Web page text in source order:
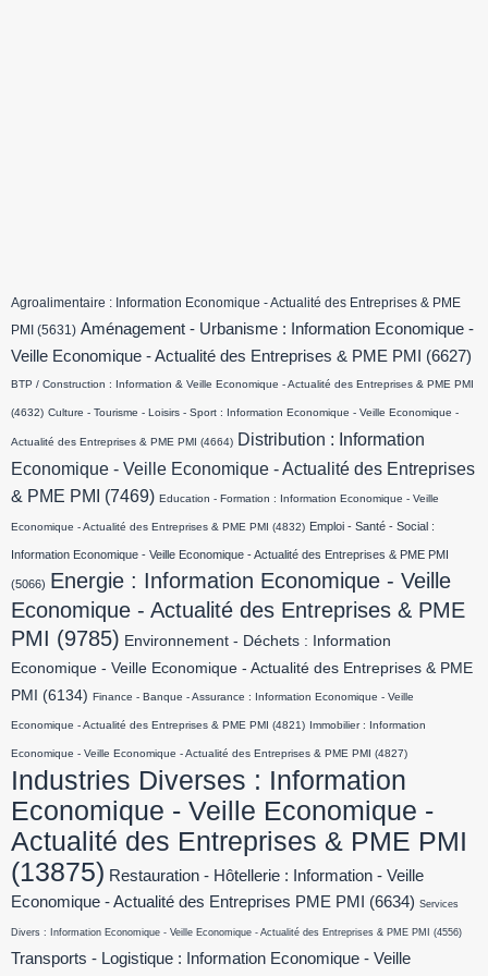
Agroalimentaire : Information Economique - Actualité des Entreprises & PME
PMI (5631) Aménagement - Urbanisme : Information Economique -
Veille Economique - Actualité des Entreprises & PME PMI
(6627)
BTP / Construction : Information & Veille Economique - Actualité des Entreprises & PME PMI
(4632) Culture - Tourisme - Loisirs - Sport : Information Economique - Veille Economique -
Actualité des Entreprises & PME PMI (4664) Distribution : Information
Economique - Veille Economique - Actualité des Entreprises
& PME PMI
(7469) Education - Formation : Information Economique - Veille
Economique - Actualité des Entreprises & PME PMI (4832) Emploi - Santé - Social :
Information Economique - Veille Economique - Actualité des Entreprises & PME PMI
(5066) Energie : Information Economique - Veille
Economique - Actualité des Entreprises & PME
PMI (9785) Environnement - Déchets : Information
Economique - Veille Economique - Actualité des Entreprises & PME
PMI
(6134) Finance - Banque - Assurance : Information Economique - Veille
Economique - Actualité des Entreprises & PME PMI (4821) Immobilier : Information
Economique - Veille Economique - Actualité des Entreprises & PME PMI (4827)
Industries Diverses : Information
Economique - Veille Economique -
Actualité des Entreprises & PME PMI
(13875) Restauration - Hôtellerie : Information - Veille
Economique - Actualité des Entreprises PME PMI
(6634) Services
Divers : Information Economique - Veille Economique - Actualité des Entreprises & PME PMI (4556)
Transports - Logistique : Information Economique - Veille